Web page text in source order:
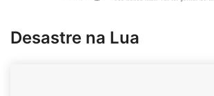
Desastre na Lua